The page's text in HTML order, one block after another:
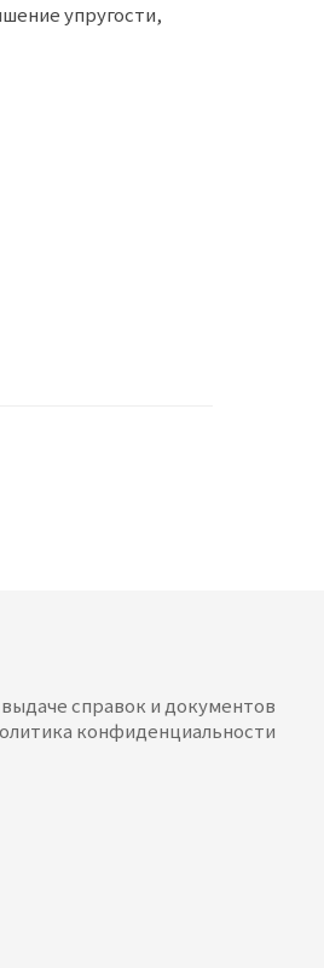
упругости,
справок и документов
конфиденциальности